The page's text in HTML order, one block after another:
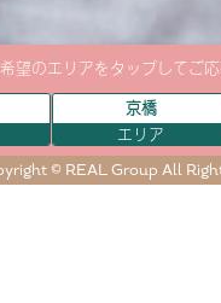
望のエリアをタップしてご
京橋
エリア
© REAL Group All